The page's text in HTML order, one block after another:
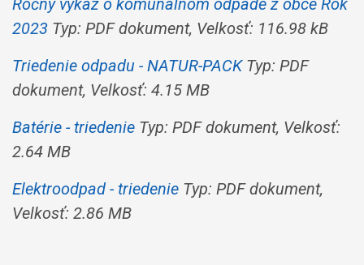
Ročný výkaz o komunálnom odpade z obce Rok
2023 Typ: PDF dokument, Velkosť: 116.98 kB
Triedenie odpadu - NATUR-PACKTyp: PDF
dokument, Velkosť: 4.15 MB
Batérie - triedenie Typ: PDF dokument, Velkosť:
2.64 MB
Elektroodpad - triedenie Typ: PDF dokument,
Velkosť: 2.86 MB